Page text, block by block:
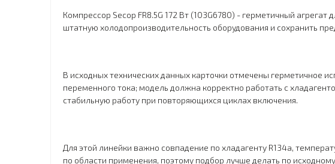
Компрессор Secop FR8.5G 172 Вт (103G6780) - герметичный
штатную холодопроизводительность оборудования и сохранить
В исходных технических данных карточки отмечены герметичное
переменного тока; модель должна корректно работать с
стабильную работу при повторяющихся циклах включения.
Для этой линейки важно совпадение по хладагенту R134a,
по области применения, поэтому подбор лучше делать по